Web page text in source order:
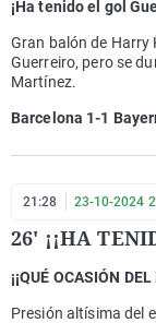
¡Ha tenido el gol
Gran balón de Harry
Guerreiro, pero se
Martínez.
Barcelona 1-1
21:28 23-10-2024
26' ¡¡HA
¡¡QUÉ OCASIÓN
Presión altísima del